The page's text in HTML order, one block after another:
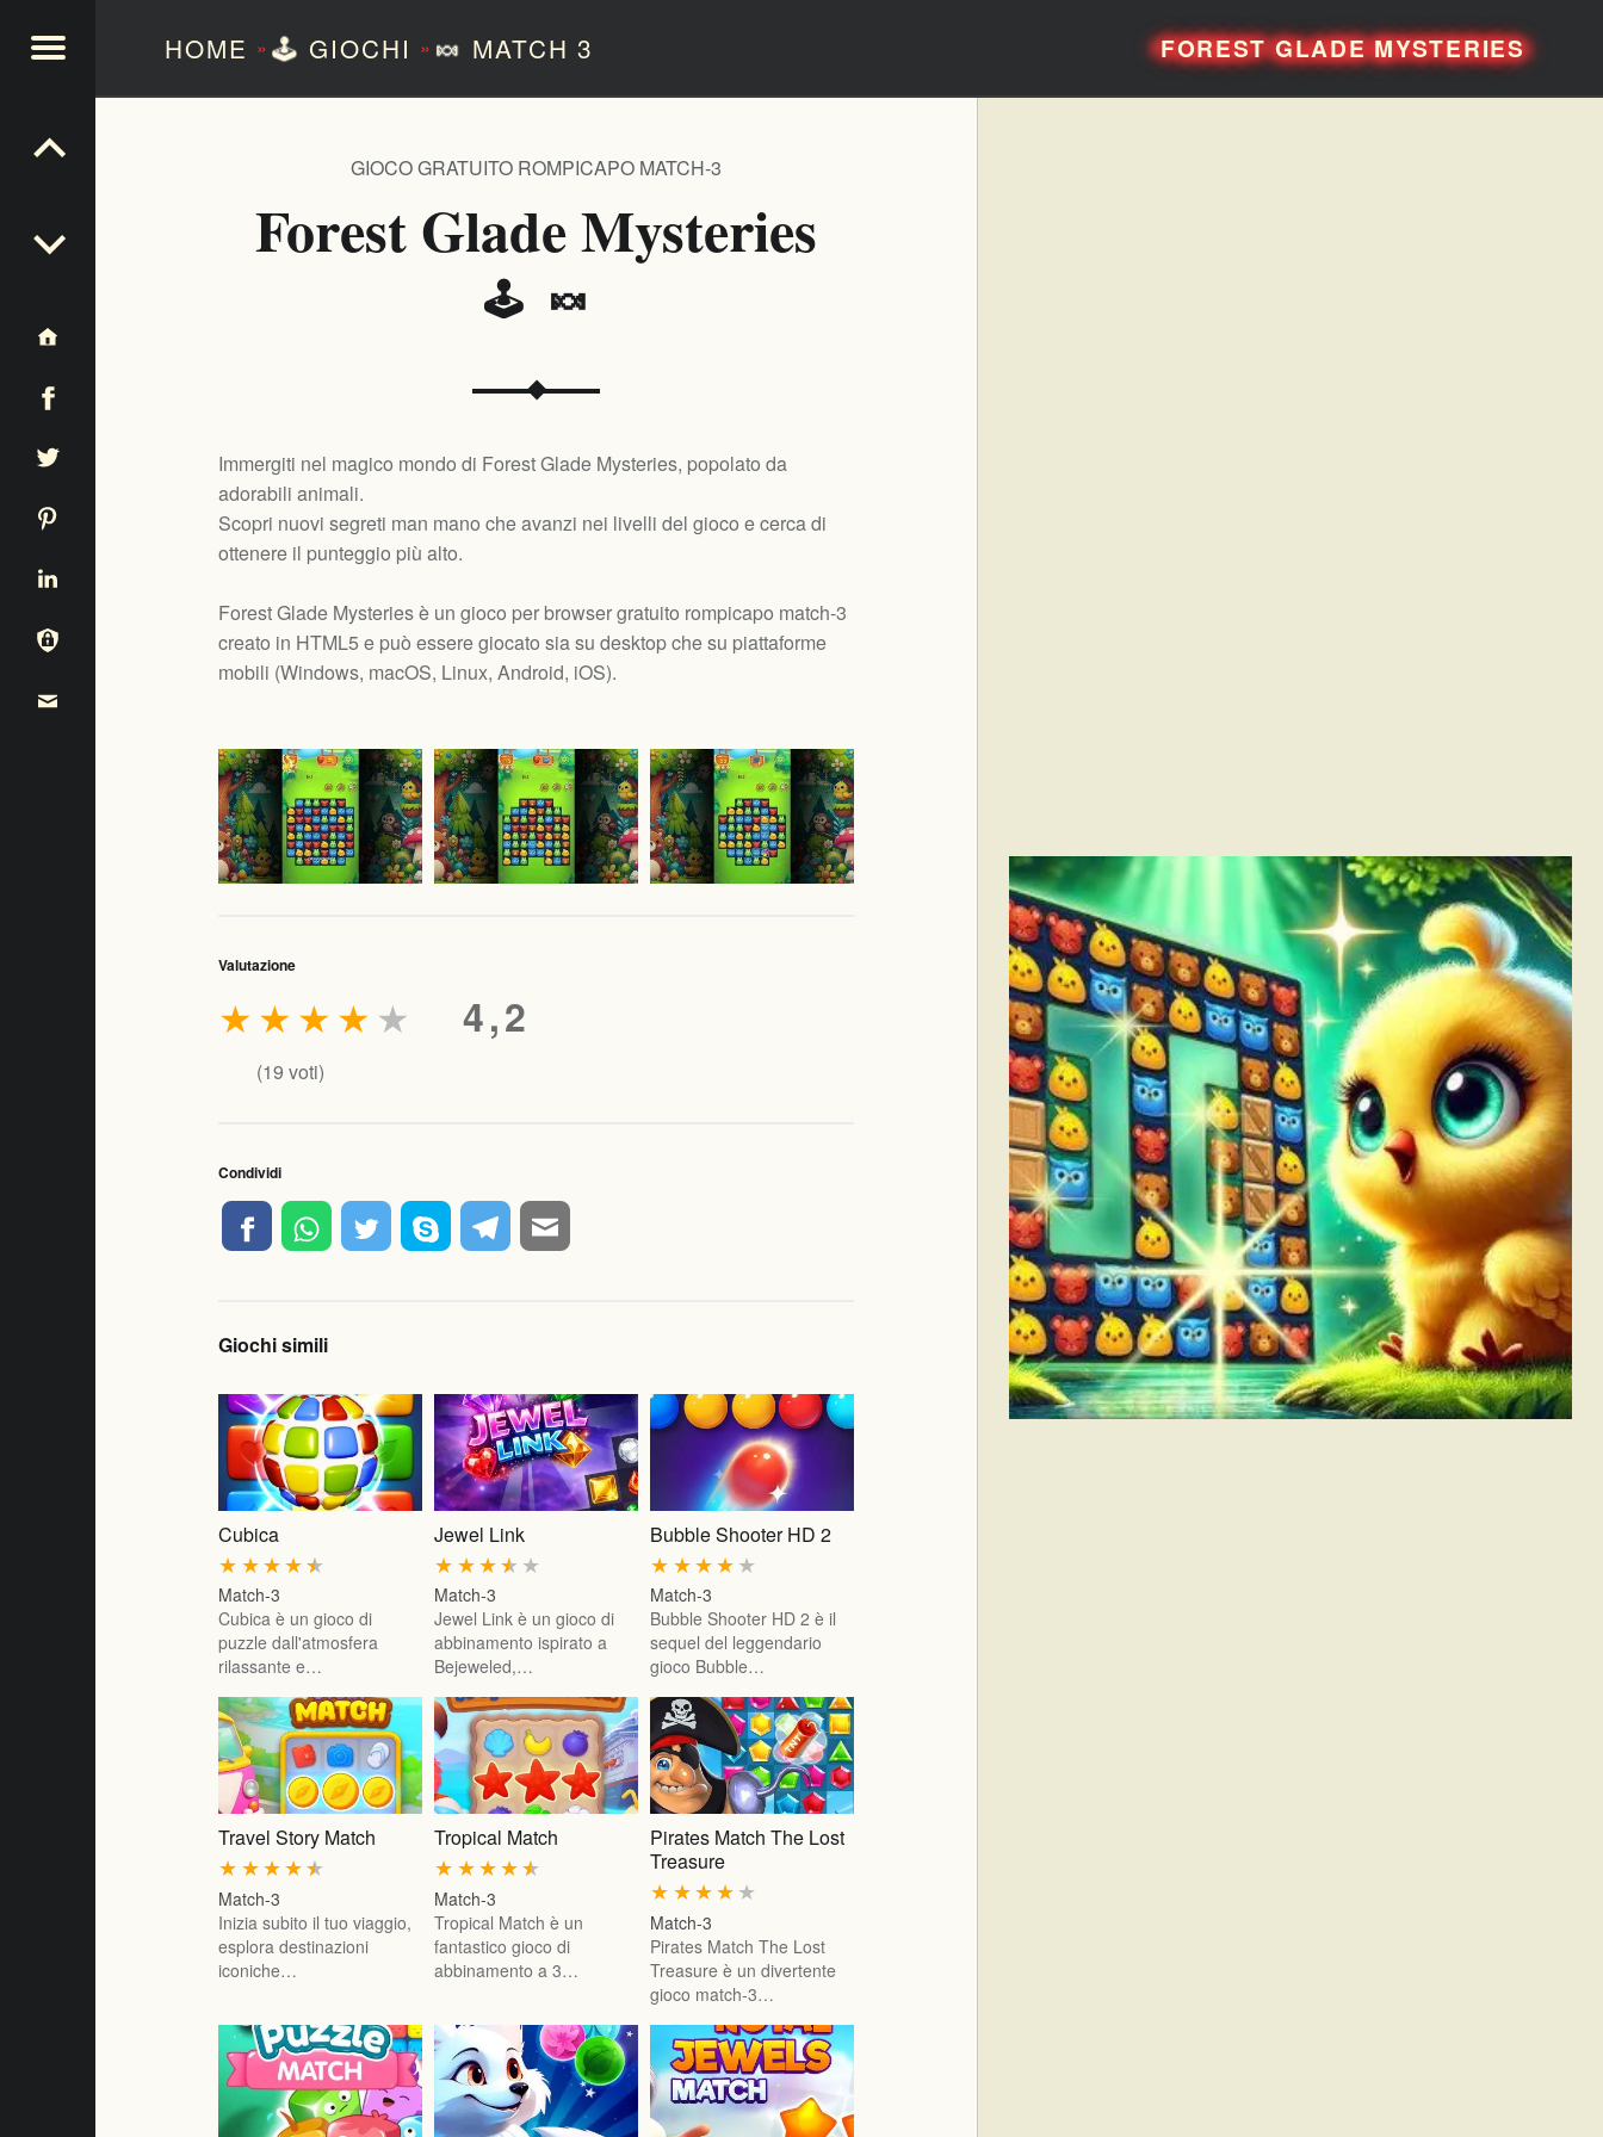
HOME »🕹️ GIOCHI » 🍬 MATCH 3 FOREST GLADE MYSTERIES
Forest Glade Mysteries
🕹️ 🍬
GIOCO GRATUITO ROMPICAPO MATCH-3
Immergiti nel magico mondo di Forest Glade Mysteries, popolato da
adorabili animali.
Scopri nuovi segreti man mano che avanzi nei livelli del gioco e cerca di
ottenere il punteggio più alto.
Forest Glade Mysteries è un gioco per browser gratuito rompicapo match-3
creato in HTML5 e può essere giocato sia su desktop che su piattaforme
mobili (Windows, macOS, Linux, Android, iOS).
Valutazione
4,2
★
★
★
★
★
(19 voti)
Condividi
Giochi simili
Cubica
★
★
★
★
★
Match-3
Cubica è un gioco di
puzzle dall'atmosfera
rilassante e…
Jewel Link
★
★
★
★
★
Match-3
Jewel Link è un gioco di
abbinamento ispirato a
Bejeweled,…
Bubble Shooter HD 2
★
★
★
★
★
Match-3
Bubble Shooter HD 2 è il
sequel del leggendario
gioco Bubble…
Travel Story Match
★
★
★
★
★
Match-3
Inizia subito il tuo viaggio,
esplora destinazioni
iconiche…
Tropical Match
★
★
★
★
★
Match-3
Tropical Match è un
fantastico gioco di
abbinamento a 3…
Pirates Match The Lost
Treasure
★
★
★
★
★
Match-3
Pirates Match The Lost
Treasure è un divertente
gioco match-3…